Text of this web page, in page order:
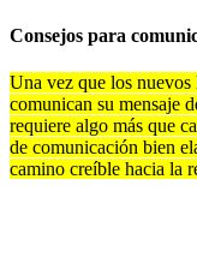
Consejos para
Una vez que los nuevos
comunican su mensaje
requiere algo más que
de comunicación bien
camino creíble hacia la